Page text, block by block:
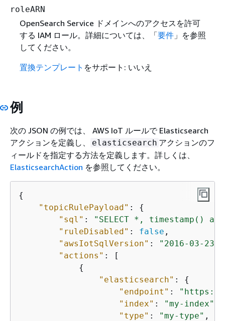
roleARN
OpenSearch Service ドメインへのアクセスを許可
する IAM ロール。詳細については、「要件」を参照
してください。
置換テンプレート をサポート: いいえ
例
次の JSON の例では、 AWS IoT ルールで Elasticsearch
アクションを定義し、
elasticsearch アクションのフ
ィールドを指定する方法を定義します。詳しくは、
ElasticsearchAction を参照してください。
{
"topicRulePayload" : {
"sql" :
"SELECT *, timestamp()
"ruleDisabled" : false ,
"awsIotSqlVersion" : "2016-03-23"
"actions" : [
{
"elasticsearch" : {
"endpoint" :
"https://
"index" : "my-index"
"type" : "my-type" ,